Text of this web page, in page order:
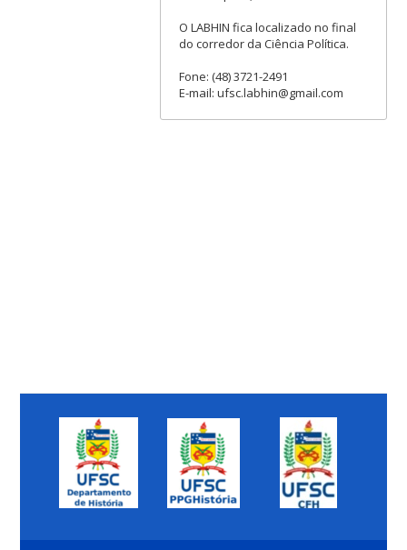
O LABHIN fica localizado no final
do corredor da Ciência Política.
Fone: (48) 3721-2491
E-mail: ufsc.labhin@gmail.com